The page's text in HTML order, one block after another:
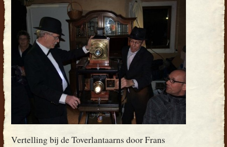
Vertelling bij de Toverlantaarns door Frans